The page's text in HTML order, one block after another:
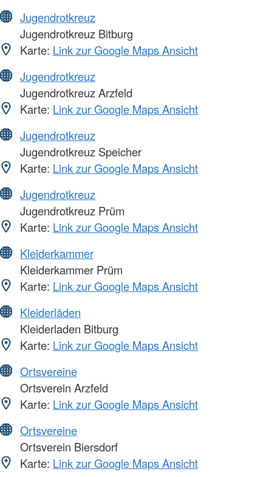
Jugendrotkreuz
Jugendrotkreuz Bitburg
Karte: Link zur Google Maps Ansicht
Jugendrotkreuz
Jugendrotkreuz Arzfeld
Karte: Link zur Google Maps Ansicht
Jugendrotkreuz
Jugendrotkreuz Speicher
Karte: Link zur Google Maps Ansicht
Jugendrotkreuz
Jugendrotkreuz Prüm
Karte: Link zur Google Maps Ansicht
Kleiderkammer
Kleiderkammer Prüm
Karte: Link zur Google Maps Ansicht
Kleiderläden
Kleiderladen Bitburg
Karte: Link zur Google Maps Ansicht
Ortsvereine
Ortsverein Arzfeld
Karte: Link zur Google Maps Ansicht
Ortsvereine
Ortsverein Biersdorf
Karte: Link zur Google Maps Ansicht